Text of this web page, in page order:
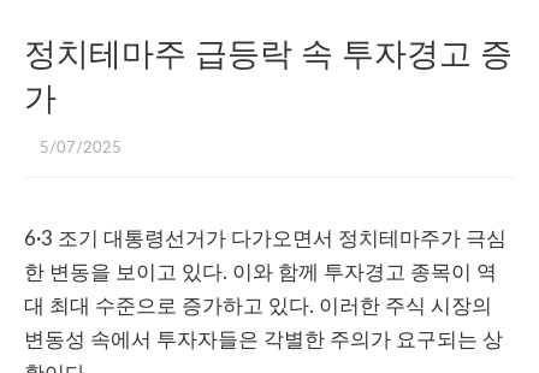
정치테마주 급등락 속 투자경고 증
가
5/07/2025
6·3 조기 대통령선거가 다가오면서 정치테마주가 극심
한 변동을 보이고 있다. 이와 함께 투자경고 종목이 역
대 최대 수준으로 증가하고 있다. 이러한 주식 시장의
변동성 속에서 투자자들은 각별한 주의가 요구되는 상